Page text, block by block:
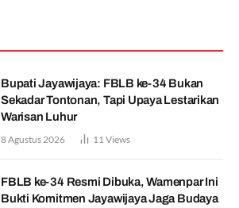
Bupati Jayawijaya: FBLB ke-34 Bukan
Sekadar Tontonan, Tapi Upaya Lestarikan
Warisan Luhur
8 Agustus 2026 11 Views
FBLB ke-34 Resmi Dibuka, Wamenpar Ini
Bukti Komitmen Jayawijaya Jaga Budaya